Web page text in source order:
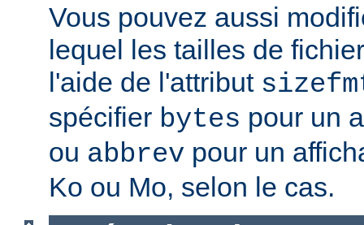
Vous pouvez aussi
lequel les tailles de
l'aide de l'attribut
spécifier bytes pour un
ou abbrev pour un
Ko ou Mo, selon le cas.